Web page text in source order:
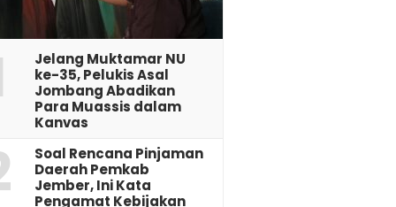
Jelang Muktamar NU
ke-35, Pelukis Asal
Jombang Abadikan
Para Muassis dalam
Kanvas
‎Soal Rencana Pinjaman
Daerah Pemkab
Jember, Ini Kata
Pengamat Kebijakan ‎